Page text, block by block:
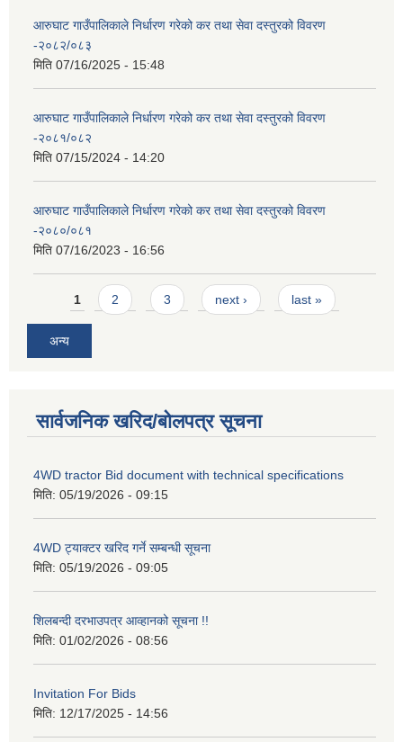
आरुघाट गाउँपालिकाले निर्धारण गरेको कर तथा सेवा दस्तुरको विवरण
-२०८२/०८३
मिति 07/16/2025 - 15:48
आरुघाट गाउँपालिकाले निर्धारण गरेको कर तथा सेवा दस्तुरको विवरण
-२०८१/०८२
मिति 07/15/2024 - 14:20
आरुघाट गाउँपालिकाले निर्धारण गरेको कर तथा सेवा दस्तुरको विवरण
-२०८०/०८१
मिति 07/16/2023 - 16:56
Pages
1 2 3 next › last »
अन्य
सार्वजनिक खरिद/बोलपत्र सूचना
4WD tractor Bid document with technical specifications
मिति: 05/19/2026 - 09:15
4WD ट्याक्टर खरिद गर्ने सम्बन्धी सूचना
मिति: 05/19/2026 - 09:05
शिलबन्दी दरभाउपत्र आव्हानको सूचना !!
मिति: 01/02/2026 - 08:56
Invitation For Bids
मिति: 12/17/2025 - 14:56